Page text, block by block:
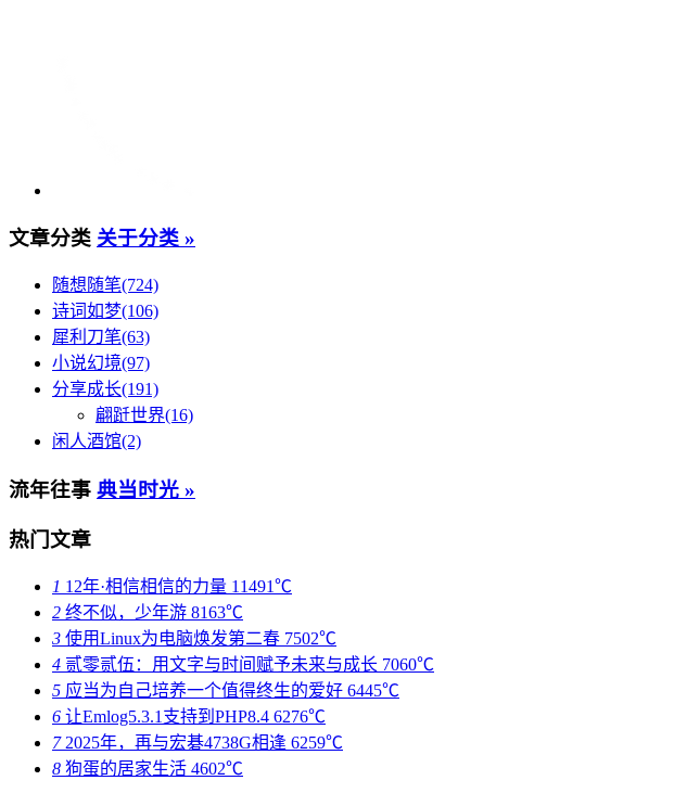
文章分类 关于分类 »
随想随笔(724)
诗词如梦(106)
犀利刀笔(63)
小说幻境(97)
分享成长(191)
翩跹世界(16)
闲人酒馆(2)
流年往事 典当时光 »
热门文章
1 12年·相信相信的力量 11491℃
2 终不似，少年游 8163℃
3 使用Linux为电脑焕发第二春 7502℃
4 贰零贰伍：用文字与时间赋予未来与成长 7060℃
5 应当为自己培养一个值得终生的爱好 6445℃
6 让Emlog5.3.1支持到PHP8.4 6276℃
72025年，再与宏碁4738G相逢 6259℃
8 狗蛋的居家生活 4602℃